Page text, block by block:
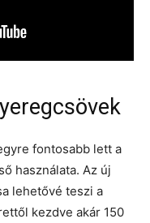
fontosabb lett a
használata. Az új
lehetővé teszi a
kezdve akár 150